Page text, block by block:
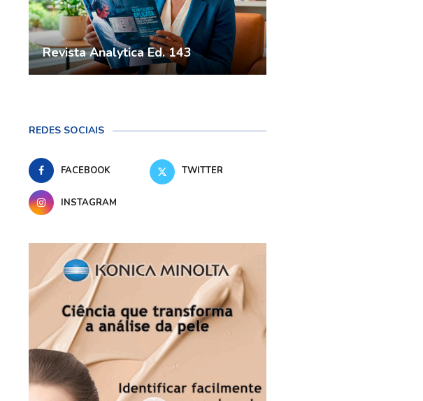
Revista Analytica Ed. 143
REDES SOCIAIS
FACEBOOK TWITTER
INSTAGRAM